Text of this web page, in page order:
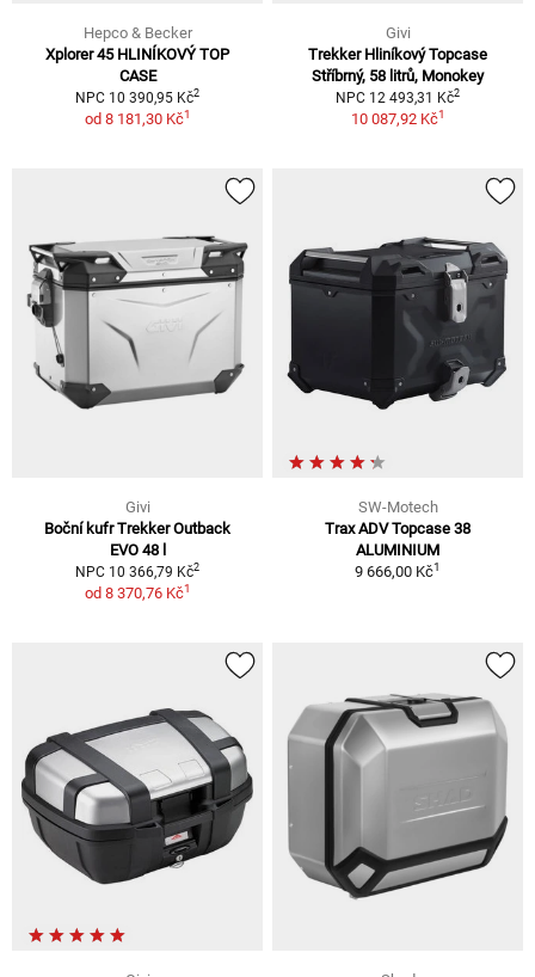
Hepco & Becker
Xplorer 45 HLINÍKOVÝ TOP
CASE
NPC 10 390,95 Kč2
od 8 181,30 Kč1
Givi
Trekker Hliníkový Topcase
Stříbrný, 58 litrů, Monokey
NPC 12 493,31 Kč2
10 087,92 Kč1
Givi
Boční kufr Trekker Outback
EVO 48 l
NPC 10 366,79 Kč2
od 8 370,76 Kč1
SW-Motech
Trax ADV Topcase 38
ALUMINIUM
9 666,00 Kč1